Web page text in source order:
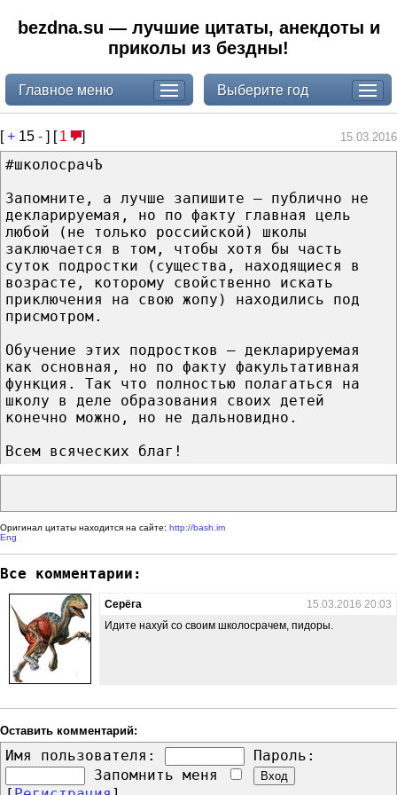
bezdna.su — лучшие цитаты, анекдоты и
приколы из бездны!
Главное меню Выберите год
[+ 15 - ] [ 1 ] 15.03.2016
#школосрачЪ
Запомните, а лучше запишите – публично не
декларируемая, но по факту главная цель
любой (не только российской) школы
заключается в том, чтобы хотя бы часть
суток подростки (существа, находящиеся в
возрасте, которому свойственно искать
приключения на свою жопу) находились под
присмотром.
Обучение этих подростков – декларируемая
как основная, но по факту факультативная
функция. Так что полностью полагаться на
школу в деле образования своих детей
конечно можно, но не дальновидно.
Всем всяческих благ!
Оригинал цитаты находится на сайте: http://bash.im
Eng
Все комментарии:
Серёга
15.03.2016 20:03
Идите нахуй со своим школосрачем, пидоры.
Оставить комментарий:
Имя пользователя:
Пароль:
Запомнить меня